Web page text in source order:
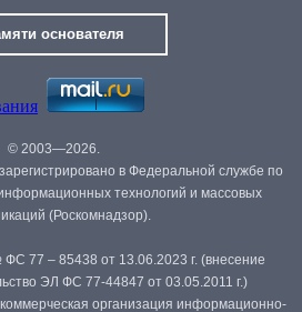
основателя
© 2003—2026.
в Федеральной службе по
технологий и массовых
(Роскомнадзор).
77 – 85438 от 13.06.2023 г. (внесение
ЭЛ ФС 77-44847 от 03.05.2011 г.)
организация информационно-